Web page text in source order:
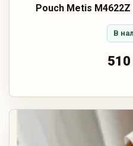
Pouch Metis
В
510